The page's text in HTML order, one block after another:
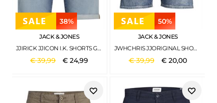
38%
JACK & JONES
JJIRICK JJICON I.K. SHORTS GE 129 SN BLUE DENIM
€39,99 €24,99
50%
JACK & JONES
JWHCHRIS JJORIGINAL SHORTS AM 959 BLUE DENIM
€39,99 € 20,00